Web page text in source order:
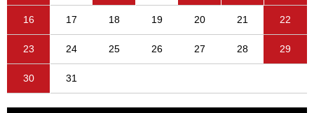
16 17 18 19 20 21 22
23 24 25 26 27 28 29
30 31